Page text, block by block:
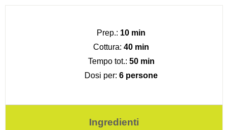
Prep.: 10 min
Cottura: 40 min
Tempo tot.: 50 min
Dosi per: 6 persone
Ingredienti